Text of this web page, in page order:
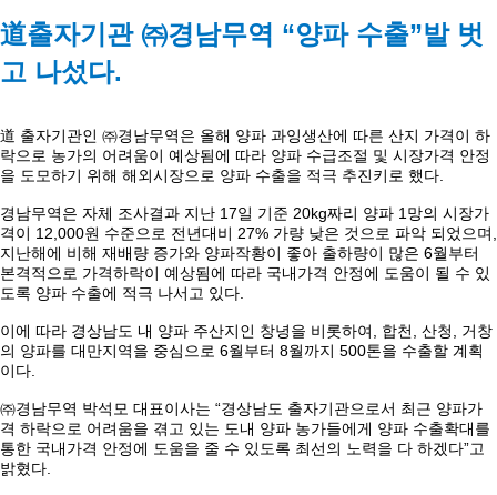
道출자기관 ㈜경남무역 “양파 수출”발 벗
고 나섰다.
道 출자기관인 ㈜경남무역은 올해 양파 과잉생산에 따른 산지 가격이 하
락으로 농가의 어려움이 예상됨에 따라 양파 수급조절 및 시장가격 안정
을 도모하기 위해 해외시장으로 양파 수출을 적극 추진키로 했다.
경남무역은 자체 조사결과 지난 17일 기준 20kg짜리 양파 1망의 시장가
격이 12,000원 수준으로 전년대비 27% 가량 낮은 것으로 파악 되었으며,
지난해에 비해 재배량 증가와 양파작황이 좋아 출하량이 많은 6월부터
본격적으로 가격하락이 예상됨에 따라 국내가격 안정에 도움이 될 수 있
도록 양파 수출에 적극 나서고 있다.
이에 따라 경상남도 내 양파 주산지인 창녕을 비롯하여, 합천, 산청, 거창
의 양파를 대만지역을 중심으로 6월부터 8월까지 500톤을 수출할 계획
이다.
㈜경남무역 박석모 대표이사는 “경상남도 출자기관으로서 최근 양파가
격 하락으로 어려움을 겪고 있는 도내 양파 농가들에게 양파 수출확대를
통한 국내가격 안정에 도움을 줄 수 있도록 최선의 노력을 다 하겠다”고
밝혔다.